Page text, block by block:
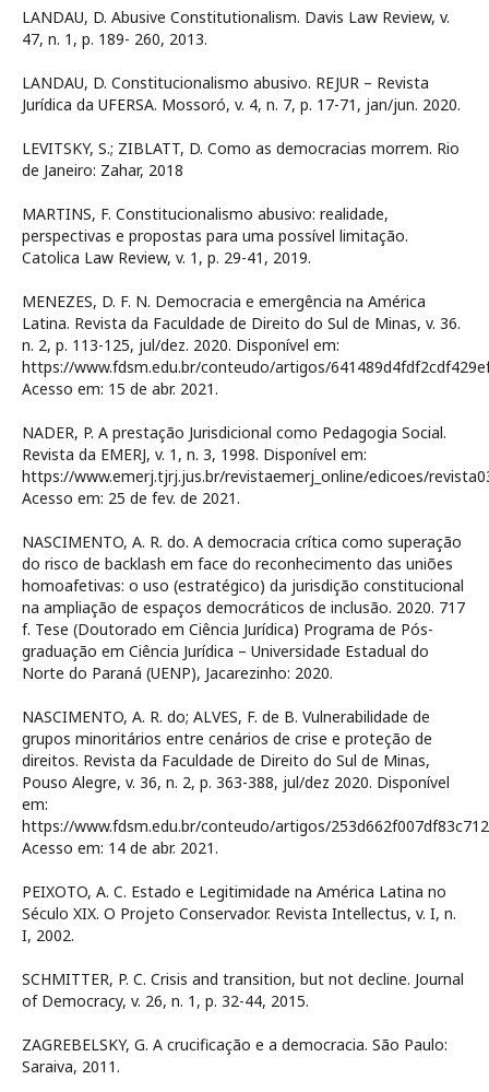
LANDAU, D. Abusive Constitutionalism. Davis Law Review, v.
47, n. 1, p. 189- 260, 2013.
LANDAU, D. Constitucionalismo abusivo. REJUR – Revista
Jurídica da UFERSA. Mossoró, v. 4, n. 7, p. 17-71, jan/jun. 2020.
LEVITSKY, S.; ZIBLATT, D. Como as democracias morrem. Rio
de Janeiro: Zahar, 2018
MARTINS, F. Constitucionalismo abusivo: realidade,
perspectivas e propostas para uma possível limitação.
Catolica Law Review, v. 1, p. 29-41, 2019.
MENEZES, D. F. N. Democracia e emergência na América
Latina. Revista da Faculdade de Direito do Sul de Minas, v. 36.
n. 2, p. 113-125, jul/dez. 2020. Disponível em:
https://www.fdsm.edu.br/conteudo/artigos/
Acesso em: 15 de abr. 2021.
NADER, P. A prestação Jurisdicional como Pedagogia Social.
Revista da EMERJ, v. 1, n. 3, 1998. Disponível em:
https://www.emerj.tjrj.jus.br/revistaemerj_online/edicoes/
Acesso em: 25 de fev. de 2021.
NASCIMENTO, A. R. do. A democracia crítica como superação
do risco de backlash em face do reconhecimento das uniões
homoafetivas: o uso (estratégico) da jurisdição constitucional
na ampliação de espaços democráticos de inclusão. 2020. 717
f. Tese (Doutorado em Ciência Jurídica) Programa de Pós-
graduação em Ciência Jurídica – Universidade Estadual do
Norte do Paraná (UENP), Jacarezinho: 2020.
NASCIMENTO, A. R. do; ALVES, F. de B. Vulnerabilidade de
grupos minoritários entre cenários de crise e proteção de
direitos. Revista da Faculdade de Direito do Sul de Minas,
Pouso Alegre, v. 36, n. 2, p. 363-388, jul/dez 2020. Disponível
em:
https://www.fdsm.edu.br/conteudo/artigos/
Acesso em: 14 de abr. 2021.
PEIXOTO, A. C. Estado e Legitimidade na América Latina no
Século XIX. O Projeto Conservador. Revista Intellectus, v. I, n.
I, 2002.
SCHMITTER, P. C. Crisis and transition, but not decline. Journal
of Democracy, v. 26, n. 1, p. 32-44, 2015.
ZAGREBELSKY, G. A crucificação e a democracia. São Paulo:
Saraiva, 2011.